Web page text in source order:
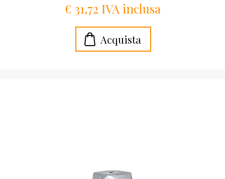
€ 31,72 IVA inclusa